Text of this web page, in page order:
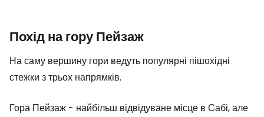
Похід на гору Пейзаж
На саму вершину гори ведуть популярні пішохідні
стежки з трьох напрямків.
Гора Пейзаж - найбільш відвідуване місце в Сабі, але